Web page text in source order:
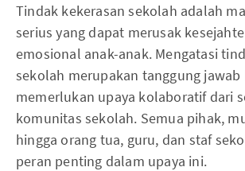
Tindak kekerasan sekolah adalah
serius yang dapat merusak
emosional anak-anak. Mengatasi
sekolah merupakan tanggung jawab
memerlukan upaya kolaboratif dari
komunitas sekolah. Semua pihak,
hingga orang tua, guru, dan staf
peran penting dalam upaya ini.